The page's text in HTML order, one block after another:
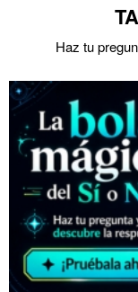
Haz tu